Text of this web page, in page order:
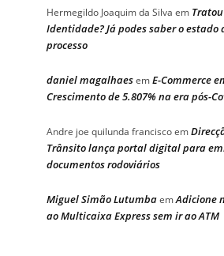
Hermegildo Joaquim da Silva em
Identidade? Já podes saber o estado
processo
daniel magalhaesemE-Commerce
Crescimento de 5.807% na era pós-
Andre joe quilunda franciscoem
Trânsito lança portal digital para
documentos rodoviários
Miguel Simão LutumbaemAdicione
ao Multicaixa Express sem ir ao ATM